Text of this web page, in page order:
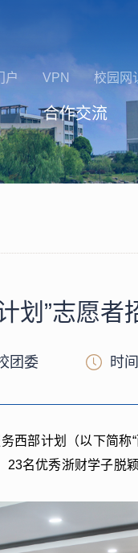
户 VPN 校园网
合作交流
划”志愿
团委 时
西部计划（以下简
23名优秀浙财学子